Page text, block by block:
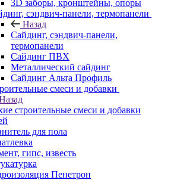
3D заборы, кронштейны, опоры
сэндвич-панели, термопанели
Назад
Cайдинг, сэндвич-панели,
термопанели
Сайдинг ПВХ
Металлический сайдинг
Сайдинг Альта Профиль
смеси и добавки
строительные смеси и добавки
для пола
гипс, известь
Пенетрон